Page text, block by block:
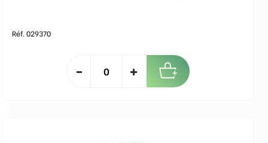
Réf. 029370